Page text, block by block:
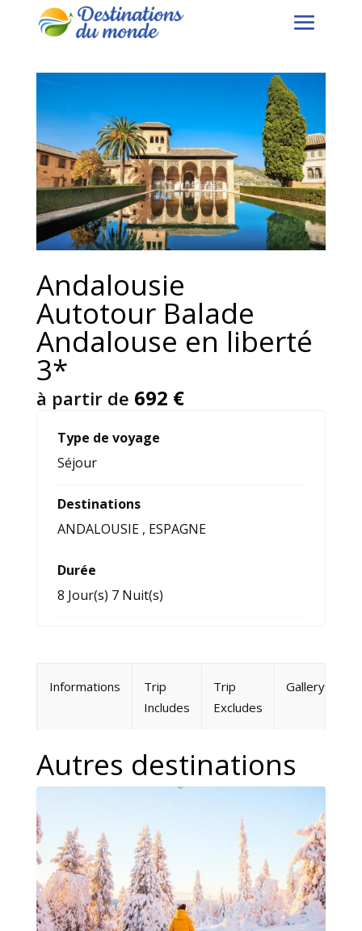
Andalousie
Autotour Balade
Andalouse en liberté
3*
à partir de 692 €
Type de voyage
Séjour
Destinations
ANDALOUSIE, ESPAGNE
Durée
8 Jour(s) 7 Nuit(s)
Informations
Trip
Includes
Trip
Excludes
Gallery
Autres destinations